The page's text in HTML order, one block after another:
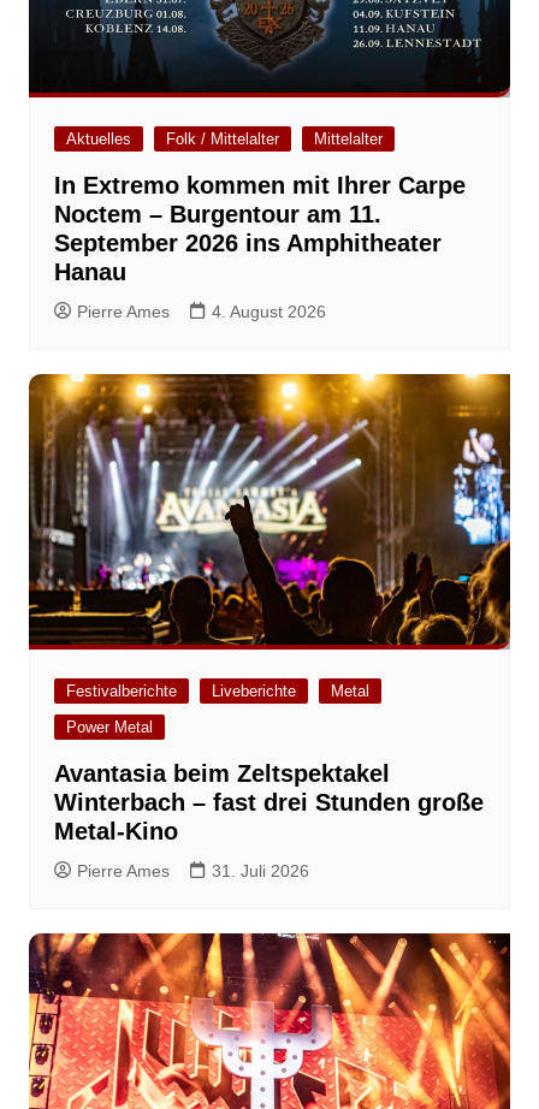
Aktuelles Folk / Mittelalter Mittelalter
In Extremo kommen mit Ihrer Carpe
Noctem – Burgentour am 11.
September 2026 ins Amphitheater
Hanau
Pierre Ames 4. August 2026
Festivalberichte Liveberichte
Metal
Power Metal
Avantasia beim Zeltspektakel
Winterbach – fast drei Stunden große
Metal-Kino
Pierre Ames 31. Juli 2026